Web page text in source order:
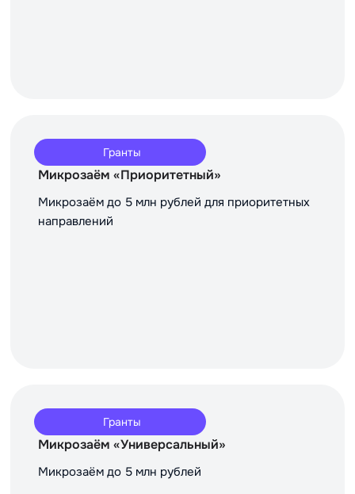
Гранты
Микрозаём «Приоритетный»
Микрозаём до 5 млн рублей для приоритетных
направлений
Гранты
Микрозаём «Универсальный»
Микрозаём до 5 млн рублей